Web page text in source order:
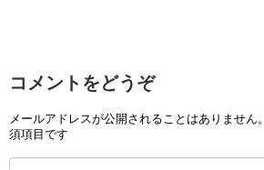
コメントをどうぞ
メールアドレスが公開されることはありません。
須項目です